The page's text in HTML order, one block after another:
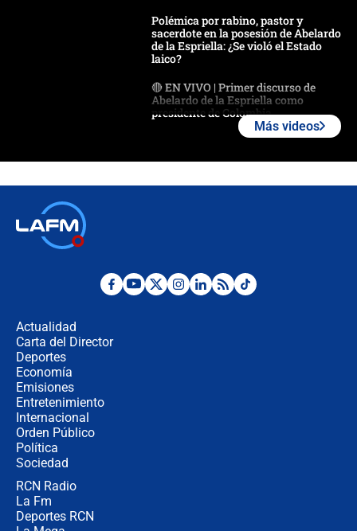
Polémica por rabino, pastor y
sacerdote en la posesión de Abelardo
de la Espriella: ¿Se violó el Estado
laico?
🔴 EN VIVO | Primer discurso de
Abelardo de la Espriella como
presidente de Colombia
Desde dermatitis hasta infecciones:
Más videos
Actualidad
Carta del Director
Deportes
Economía
Emisiones
Entretenimiento
Internacional
Orden Público
Política
Sociedad
RCN Radio
La Fm
Deportes RCN